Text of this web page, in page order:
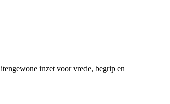
inzet voor vrede, begrip en